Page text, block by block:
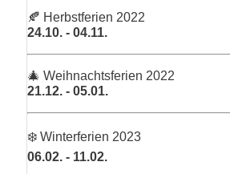
🍂 Herbstferien 2022
24.10. - 04.11.
🎄 Weihnachtsferien 2022
21.12. - 05.01.
❄️ Winterferien 2023
06.02. - 11.02.